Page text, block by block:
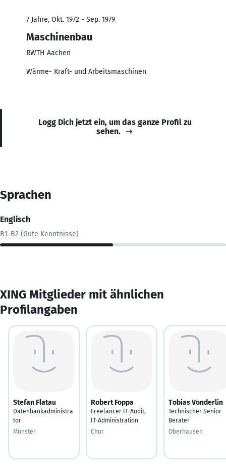
7 Jahre, Okt. 1972 - Sep. 1979
Maschinenbau
RWTH Aachen
Wärme- Kraft- und Arbeitsmaschinen
Logg Dich jetzt ein, um das ganze Profil zu
sehen.
Sprachen
Englisch
B1-B2 (Gute Kenntnisse)
XING Mitglieder mit ähnlichen
Profilangaben
Stefan Flatau
Datenbankadministra
tor
Münster
Robert Foppa
Freelancer IT-Audit,
IT-Administration
Chur
Tobias Vonderlin
Technischer Senior
Berater
Oberhausen